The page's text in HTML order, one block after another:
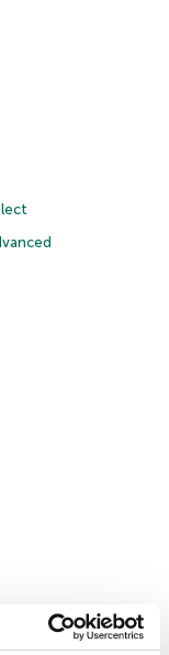
sulla privacy